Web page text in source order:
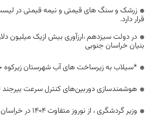
زرشک و سنگ های قیمتی و نیمه قیمتی در
قرار دارد.
در دولت سیزدهم ،ارزآوری بیش ازیک میلیون
بنیان خراسان جنوبی
*سیلاب به زیرساخت های آب شهرستان زیرکوه
هوشمندسازی دوربین‌های کنترل سرعت بیرجند
وزیر گردشگری ، از نوروز متفاوت 1404 در خراسان جنوبی تقدیر کرد